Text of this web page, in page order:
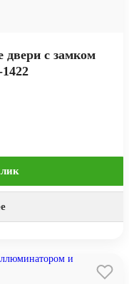
двери с замком